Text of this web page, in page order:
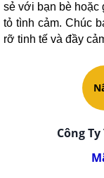
sẻ với bạn bè
tỏ tình cảm. Chúc
rỡ tinh tế và đầy
Công